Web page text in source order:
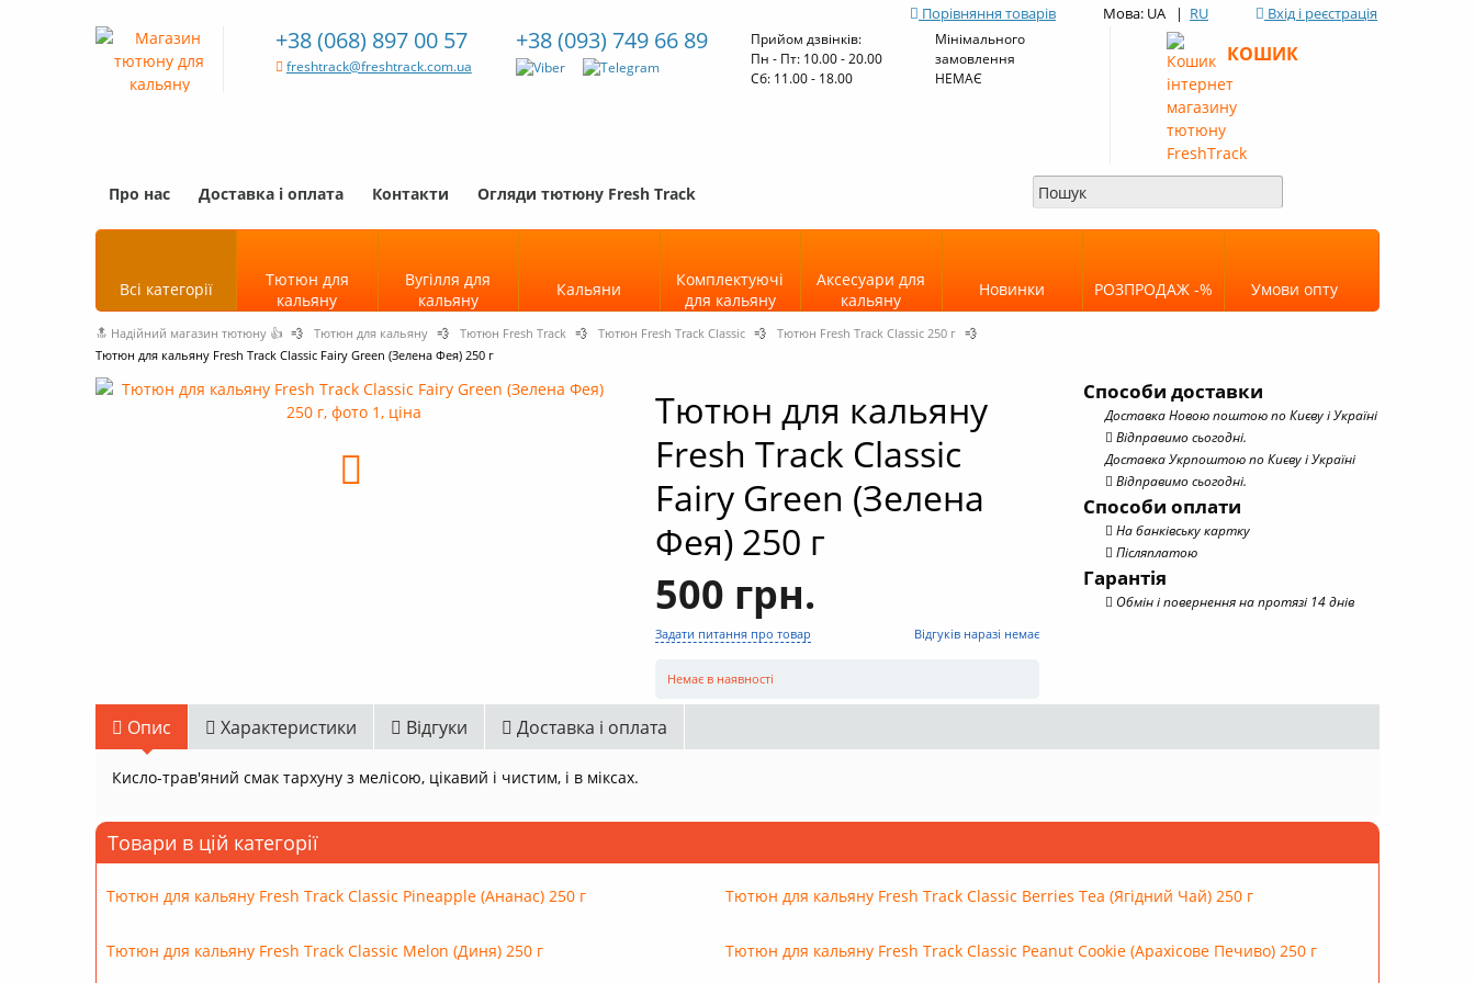
Порівняння товарів Мова: UA | RU Вхід і реєстрація
+38 (068) 897 00 57
freshtrack@freshtrack.com.ua
+38 (093) 749 66 89
Прийом дзвінків:
Пн - Пт: 10.00 - 20.00
Cб: 11.00 - 18.00
Мінімального
замовлення
НЕМАЄ
КОШИК
Про нас Доставка і оплата Контакти Огляди тютюну Fresh Track
Всі категорії
Тютюн для
кальяну
Вугілля для
кальяну
Кальяни
Комплектуючі
для кальяну
Аксесуари для
кальяну
Новинки РОЗПРОДАЖ -% Умови опту
🔝 Надійний магазин тютюну 👍 💨 Тютюн для кальяну 💨 Тютюн Fresh Track 💨 Тютюн Fresh Track Classic 💨 Тютюн Fresh Track Classic 250 г 💨
Тютюн для кальяну Fresh Track Classic Fairy Green (Зелена Фея) 250 г
Тютюн для кальяну
Fresh Track Classic
Fairy Green (Зелена
Фея) 250 г
500 грн.
Задати питання про товар Відгуків наразі немає
Немає в наявності
Способи доставки
Доставка Новою поштою по Києву і Україні
Відправимо сьогодні.
Доставка Укрпоштою по Києву і Україні
Відправимо сьогодні.
Способи оплати
На банківську картку
Післяплатою
Гарантія
Обмін і повернення на протязі 14 днів
Опис Характеристики Відгуки Доставка і оплата
Кисло-трав'яний смак тархуну з мелісою, цікавий і чистим, і в міксах.
Товари в цій категорії
Тютюн для кальяну Fresh Track Classic Pineapple (Ананас) 250 г Тютюн для кальяну Fresh Track Classic Berries Tea (Ягідний Чай) 250 г
Тютюн для кальяну Fresh Track Classic Melon (Диня) 250 г Тютюн для кальяну Fresh Track Classic Peanut Cookie (Арахісове Печиво) 250 г